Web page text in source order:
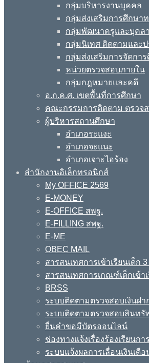
กลุ่มบริหารงานบุคคล
กลุ่มส่งเสริมการศึกษา
กลุ่มพัฒนาครูและบุคล
กลุ่มนิเทศ ติดตามและ
กลุ่มส่งเสริมการจัดกา
หน่วยตรวจสอบภายใน
กลุ่มกฎหมายและคดี
อ.ก.ค.ศ. เขตพื้นที่การศึกษา
คณะกรรมการติดตาม ตรวจ
ผู้บริหารสถานศึกษา
อำเภอระแงะ
อำเภอจะแนะ
อำเภอเจาะไอร้อง
สำนักงานอิเล็กทรอนิกส์
My OFFICE 2569
E-MONEY
E-OFFICE สพฐ.
E-FILLING สพฐ.
E-ME
OBEC MAIL
สารสนเทศการเข้าเรียนเด็ก
สารสนเทศการเกณฑ์เด็กเข้า
BRSS
ระบบติดตามตรวจสอบเงินฝา
ระบบติดตามตรวจสอบสินทรั
ยื่นคำขอมีบัตรออนไลน์
ช่องทางแจ้งเรื่องร้องเรียน
ระบบแจ้งผลการเลื่อนเงินเดื